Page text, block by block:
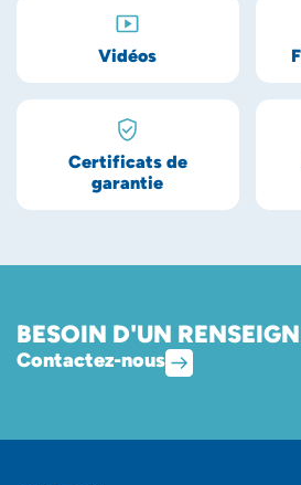
Vidéos
Certificats de
garantie
BESOIN D'UN
Contactez-nous